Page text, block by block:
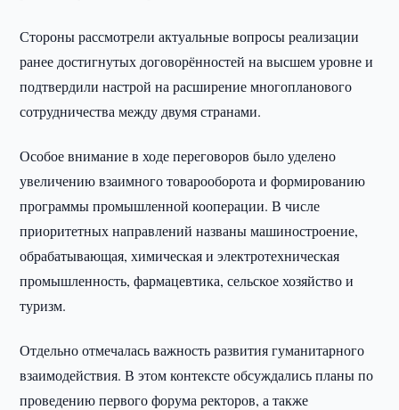
Стороны рассмотрели актуальные вопросы реализации
ранее достигнутых договорённостей на высшем уровне и
подтвердили настрой на расширение многопланового
сотрудничества между двумя странами.
Особое внимание в ходе переговоров было уделено
увеличению взаимного товарооборота и формированию
программы промышленной кооперации. В числе
приоритетных направлений названы машиностроение,
обрабатывающая, химическая и электротехническая
промышленность, фармацевтика, сельское хозяйство и
туризм.
Отдельно отмечалась важность развития гуманитарного
взаимодействия. В этом контексте обсуждались планы по
проведению первого форума ректоров, а также